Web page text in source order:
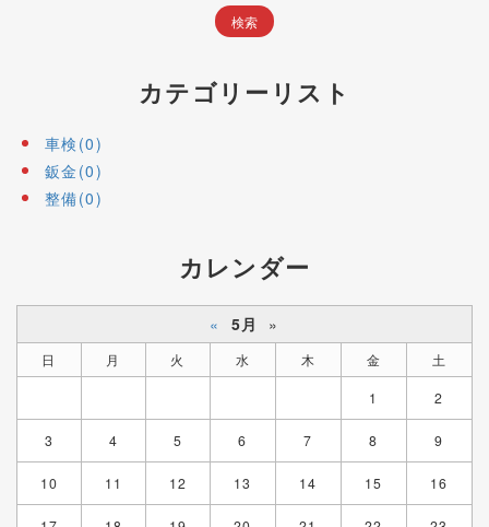
カテゴリーリスト
車検(0)
鈑金(0)
整備(0)
カレンダー
« 5月 »
日 月 火 水 木 金 土
1 2
3 4 5 6 7 8 9
10 11 12 13 14 15 16